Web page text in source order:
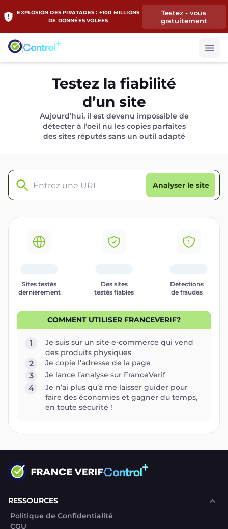
EXPLOSION DES PIRATAGES : +100 MILLIONS
DE DONNÉES VOLÉES
Testez - vous
gratuitement
Testez la fiabilité
d’un site
Aujourd’hui, il est devenu impossible de
détecter à l’oeil nu les copies parfaites
des sites réputés sans un outil adapté
Analyser le site
Sites testés
dernièrement
Des sites
testés fiables
Détections
de fraudes
COMMENT UTILISER FRANCEVERIF?
1
Je suis sur un site e-commerce qui vend
des produits physiques
2 Je copie l’adresse de la page
3 Je lance l’analyse sur FranceVerif
4
Je n’ai plus qu’à me laisser guider pour
faire des économies et gagner du temps,
en toute sécurité !
RESSOURCES
Politique de Confidentialité
CGU